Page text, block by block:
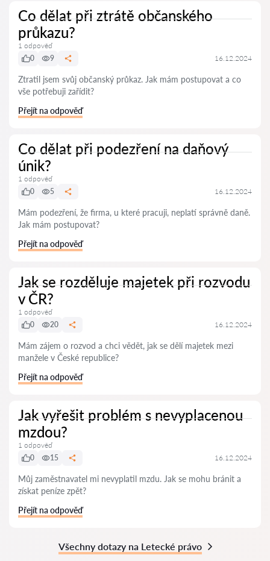
Co dělat při ztrátě občanského
průkazu?
1 odpověď
0
9 16.12.2024
Ztratil jsem svůj občanský průkaz. Jak mám postupovat a co
vše potřebuji zařídit?
Přejít na odpověď
Co dělat při podezření na daňový
únik?
1 odpověď
0
5 16.12.2024
Mám podezření, že firma, u které pracuji, neplatí správně daně.
Jak mám postupovat?
Přejít na odpověď
Jak se rozděluje majetek při rozvodu
v ČR?
1 odpověď
0
20 16.12.2024
Mám zájem o rozvod a chci vědět, jak se dělí majetek mezi
manžele v České republice?
Přejít na odpověď
Jak vyřešit problém s nevyplacenou
mzdou?
1 odpověď
0
15 16.12.2024
Můj zaměstnavatel mi nevyplatil mzdu. Jak se mohu bránit a
získat peníze zpět?
Přejít na odpověď
Všechny dotazy na Letecké právo